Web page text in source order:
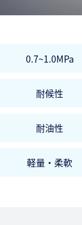
0.7~1.0MPa
耐候性
耐油性
軽量・柔軟